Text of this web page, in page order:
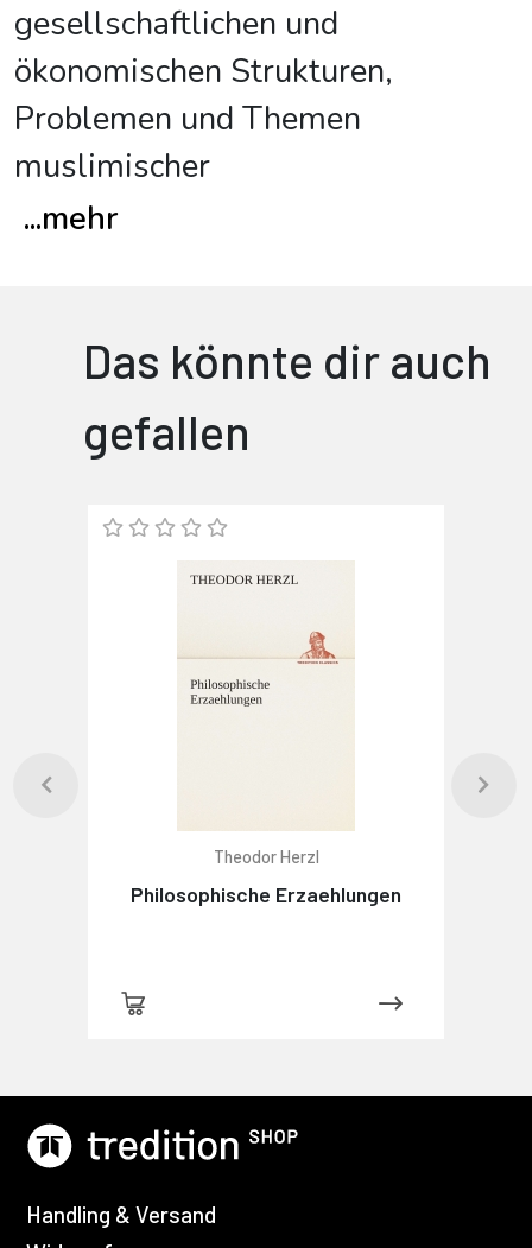
gesellschaftlichen und
ökonomischen Strukturen,
Problemen und Themen
muslimischer
...mehr
Das könnte dir auch
gefallen
Theodor Herzl
Philosophische Erzaehlungen
Handling & Versand